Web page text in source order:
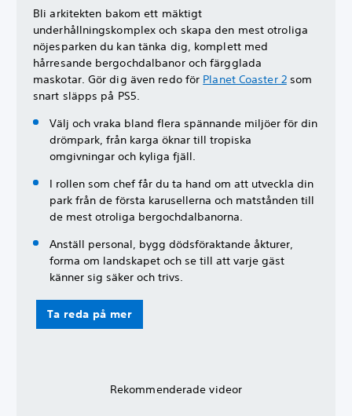
Bli arkitekten bakom ett mäktigt
underhållningskomplex och skapa den mest otroliga
nöjesparken du kan tänka dig, komplett med
hårresande bergochdalbanor och färgglada
maskotar. Gör dig även redo för Planet Coaster 2som
snart släpps på PS5.
Välj och vraka bland flera spännande miljöer för din
drömpark, från karga öknar till tropiska
omgivningar och kyliga fjäll.
I rollen som chef får du ta hand om att utveckla din
park från de första karusellerna och matstånden till
de mest otroliga bergochdalbanorna.
Anställ personal, bygg dödsföraktande åkturer,
forma om landskapet och se till att varje gäst
känner sig säker och trivs.
Ta reda på mer
Rekommenderade videor